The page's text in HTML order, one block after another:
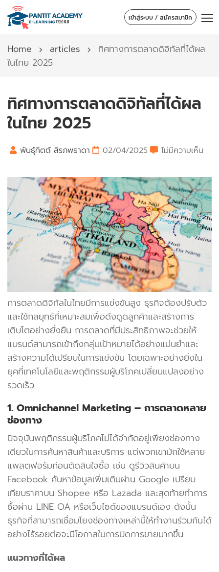
เข้าสู่ระบบ / สมัครสมาชิก
Home articles
ทิศทางการตลาดดิจิทัลที่ได้ผล
ในไทย 2025
ทิศทางการตลาดดิจิทัลที่ได้ผล
ในไทย 2025
พันธุ์ทิตต์ สิรภพธาดา 02/04/2025 ไม่มีความเห็น
การตลาดดิจิทัลในไทยมีการแข่งขันสูง ธุรกิจต้องปรับตัว
และใช้กลยุทธ์ที่เหมาะสมเพื่อดึงดูดลูกค้าและสร้างการ
เติบโตอย่างยั่งยืน การตลาดที่มีประสิทธิภาพจะช่วยให้
แบรนด์สามารถเข้าถึงกลุ่มเป้าหมายได้อย่างแม่นยำและ
สร้างความได้เปรียบในการแข่งขัน โดยเฉพาะอย่างยิ่งใน
ยุคที่เทคโนโลยีและพฤติกรรมผู้บริโภคเปลี่ยนแปลงอย่าง
รวดเร็ว
1. Omnichannel Marketing – การตลาดหลาย
ช่องทาง
ปัจจุบันพฤติกรรมผู้บริโภคไม่ได้จำกัดอยู่เพียงช่องทาง
เดียวในการค้นหาสินค้าและบริการ แต่พวกเขามักใช้หลาย
แพลตฟอร์มก่อนตัดสินใจซื้อ เช่น ดูรีวิวสินค้าบน
Facebook ค้นหาข้อมูลเพิ่มเติมผ่าน Google เปรียบ
เทียบราคาบน Shopee หรือ Lazada และสุดท้ายทำการ
ซื้อผ่าน LINE OA หรือเว็บไซต์ของแบรนด์เอง ดังนั้น
ธุรกิจที่สามารถเชื่อมโยงช่องทางเหล่านี้ให้ทำงานร่วมกันได้
อย่างไร้รอยต่อจะมีโอกาสในการปิดการขายมากขึ้น
แนวทางที่ได้ผล